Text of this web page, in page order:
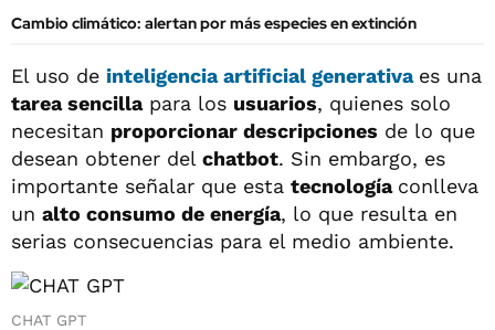
Cambio climático: alertan por más especies en extinción
El uso de inteligencia artificial generativa es una
tarea sencillapara los usuarios, quienes solo
necesitan proporcionar descripciones de lo que
desean obtener del chatbot. Sin embargo, es
importante señalar que esta tecnología conlleva
un alto consumo de energía, lo que resulta en
serias consecuencias para el medio ambiente.
CHAT GPT